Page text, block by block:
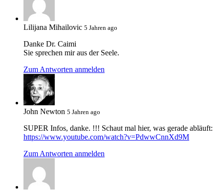
Lilijana Mihailovic 5 Jahren ago
Danke Dr. Caimi
Sie sprechen mir aus der Seele.
Zum Antworten anmelden
John Newton 5 Jahren ago
SUPER Infos, danke. !!! Schaut mal hier, was gerade abläuft:
https://www.youtube.com/watch?v=PdwwCnnXd9M
Zum Antworten anmelden